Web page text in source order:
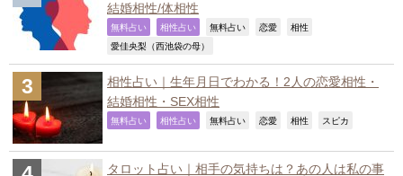
結婚相性/体相性
無料占い 相性占い 無料占い 恋愛 相性
愛佳央梨（西池袋の母）
相性占い｜生年月日でわかる！2人の恋愛相性・
結婚相性・SEX相性
無料占い 相性占い 無料占い 恋愛 相性 スピカ
タロット占い｜相手の気持ちは？あの人は私の事